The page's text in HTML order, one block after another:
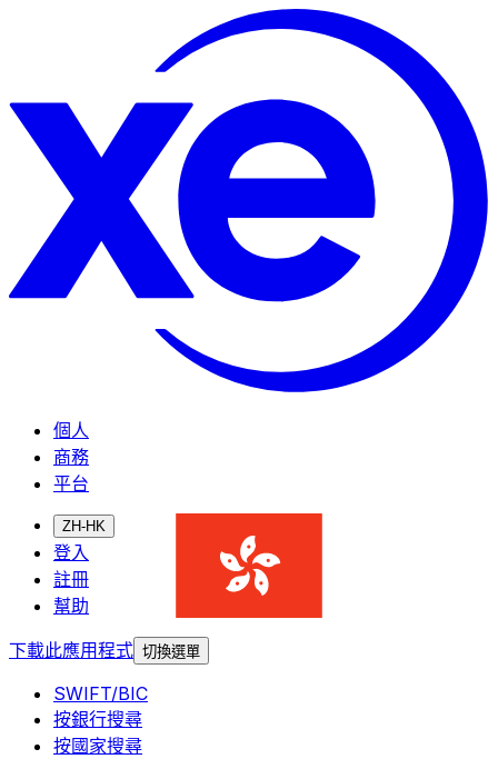
個人
商務
平台
ZH-HK
登入
註冊
幫助
下載此應用程式 切換選單
SWIFT/BIC
按銀行搜尋
按國家搜尋